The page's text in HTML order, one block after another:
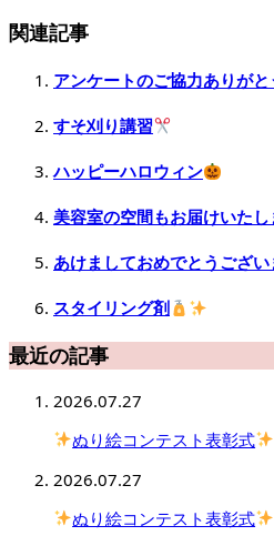
関連記事
アンケートのご協力ありが
すそ刈り講習
ハッピーハロウィン
美容室の空間もお届けいたし
あけましておめでとうござい
スタイリング剤
最近の記事
2026.07.27
ぬり絵コンテスト表彰式
2026.07.27
ぬり絵コンテスト表彰式